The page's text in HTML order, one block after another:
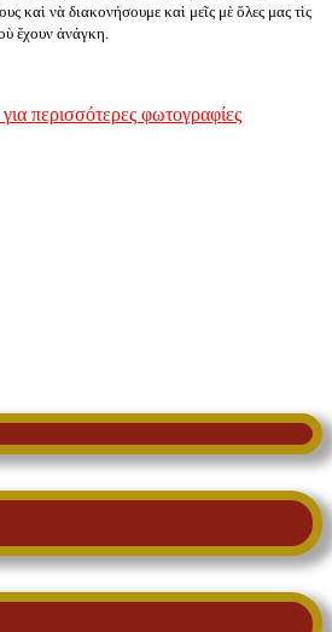
καὶ νὰ διακονήσουμε καὶ μεῖς μὲ ὅλες μας τὶς
ἔχουν ἀνάγκη.
περισσότερες φωτογραφίες